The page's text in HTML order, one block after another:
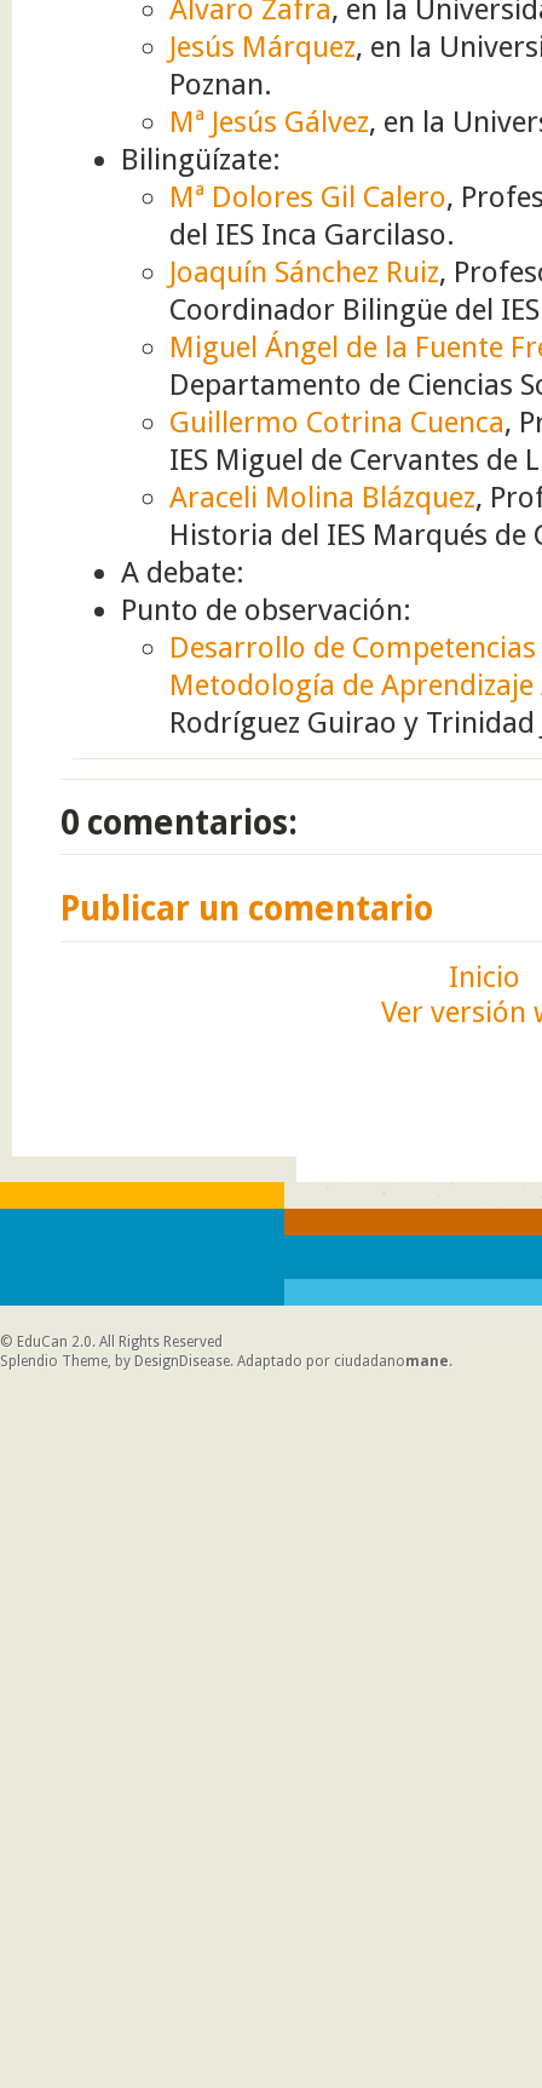
Álvaro Zafra, en la
Jesús Márquez, en la
Poznan.
Mª Jesús Gálvez, en la
Bilingüízate:
Mª Dolores Gil Calero,
del IES Inca Garcilaso.
Joaquín Sánchez Ruiz,
Coordinador Bilingüe del
Miguel Ángel de la Fuente
Departamento de Ciencias
Guillermo Cotrina Cuenca,
IES Miguel de Cervantes de
Araceli Molina Blázquez,
Historia del IES Marqués de
A debate:
Punto de observación:
Desarrollo de
Metodología de
Rodríguez Guirao y
0 comentarios:
Publicar un comentario
Inicio
Ver versión
© EduCan 2.0. All Rights Reserved
Splendio Theme, by DesignDisease. Adaptado por ciudadanomane.